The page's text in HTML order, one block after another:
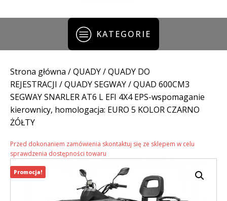
KATEGORIE
Strona główna /QUADY/QUADY DO
REJESTRACJI /QUADY SEGWAY/ QUAD 600CM3
SEGWAY SNARLER AT6 L EFI 4X4 EPS-wspomaganie
kierownicy, homologacja: EURO 5 KOLOR CZARNO
ŻÓŁTY
Przed dokonaniem zamówienia skontaktuj się ze sklepem w celu
sprawdzenia dostępności towaru
Promocja!